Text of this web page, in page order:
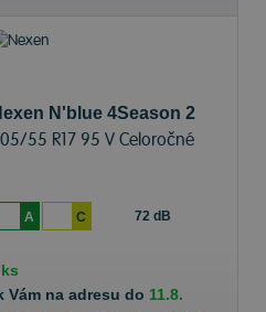
N'blue 4Season 2
55 R17 95 V Celoročné
A C 72 dB
Vám na adresu do 11.8.